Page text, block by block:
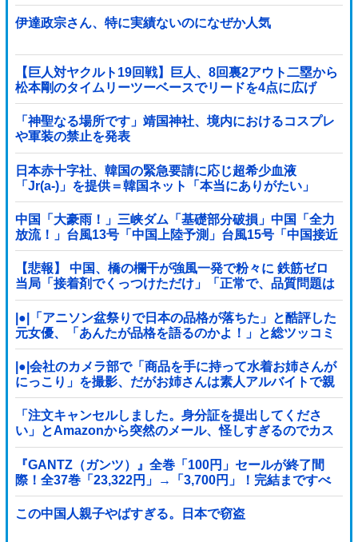
伊達政宗さん、特に実績ないのになぜか人気
【巨人対ヤクルト19回戦】巨人、8回裏2アウト二塁から
松本剛のタイムリーツーベースでリードを4点に広げ
る！！！！！！！！他
「神聖なる場所です」靖国神社、境内におけるコスプレ
や軍装の禁止を発表
日本赤十字社、韓国の緊急要請に応じ超希少血液
「Jr(a-)」を提供＝韓国ネット「本当にありがたい」
中国「大豪雨！」三峡ダム「基礎部分破損」中国「全力
放流！」台風13号「中国上陸予測」台風15号「中国接近
（画像」中国「台風同時上陸！（穀物生産が壊滅危機」
→
【悲報】 中国、橋の欄干が強風一発で粉々に 鉄筋ゼロ
当局「接着剤でくっつけただけ」「正常で、品質問題は
ない」
|●|「アニソン盆祭りで日本の品格が落ちた」と酷評した
元女優、「あんたが品格を語るのかよ！」と総ツッコミ
を食らってしまい……
|●|会社のカメラ部で「商品を手に持って水着お姉さんが
にっこり」を撮影、だがお姉さんは素人アルバイトで親
バレした結果……
「注文キャンセルしました。身分証を提出してくださ
い」とAmazonから突然のメール、怪しすぎるのでカス
タマーに確認したら……
『GANTZ（ガンツ）』全巻「100円」セールが終了間
際！全37巻「23,322円」→「3,700円」！完結まですべ
て超お得に買えるこのチャンス...
この中国人親子やばすぎる。日本で窃盗